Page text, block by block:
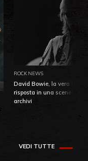
ROCK NEWS
David Bowie, la vera
risposta in una
archivi
VEDI TUTTE